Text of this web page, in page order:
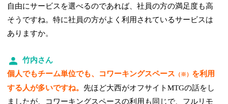
自由にサービスを選べるのであれば、社員の方の満足度も高
そうですね。特に社員の方がよく利用されているサービスは
ありますか。
竹内さん
個人でもチーム単位でも、コワーキングスペース （※） を利用
する人が多いですね。 先ほど大西がオフサイトMTGの話をし
ましたが、コワーキングスペースの利用も同じで、フルリモ